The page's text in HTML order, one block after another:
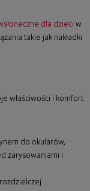
dla dzieci w
takie jak nakładki
właściwości i komfort
do okularów,
zarysowaniami i